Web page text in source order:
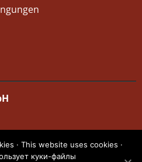
Lohmar
· This website uses cookies ·
куки-файлы